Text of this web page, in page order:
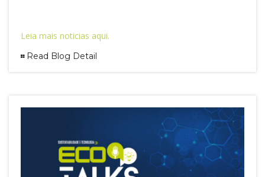
Leia mais noticias aqui.
Read Blog Detail